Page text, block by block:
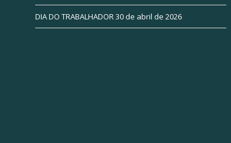
DIA DO TRABALHADOR30 de abril de 2026